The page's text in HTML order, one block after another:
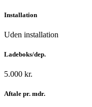
Installation
Uden installation
Ladeboks/dep.
5.000 kr.
Aftale pr. mdr.